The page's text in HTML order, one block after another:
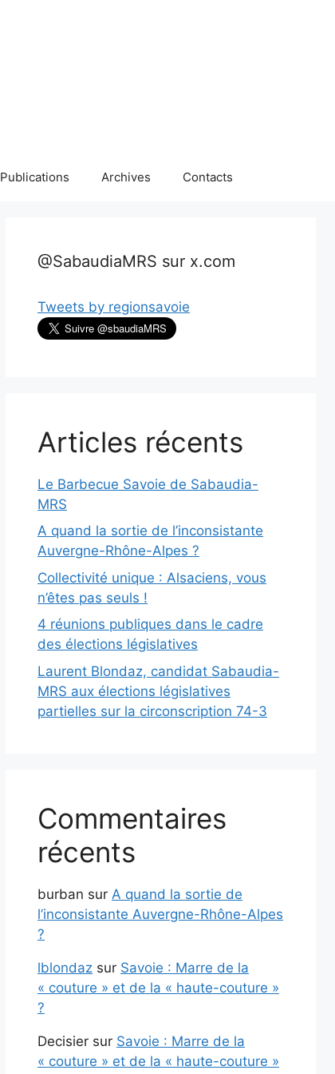
Publications Archives Contacts
@SabaudiaMRS sur x.com
Tweets by regionsavoie
Articles récents
Le Barbecue Savoie de Sabaudia-
MRS
A quand la sortie de l’inconsistante
Auvergne-Rhône-Alpes ?
Collectivité unique : Alsaciens, vous
n’êtes pas seuls !
4 réunions publiques dans le cadre
des élections législatives
Laurent Blondaz, candidat Sabaudia-
MRS aux élections législatives
partielles sur la circonscription 74-3
Commentaires
récents
burban sur A quand la sortie de
l’inconsistante Auvergne-Rhône-Alpes
?
lblondaz sur Savoie : Marre de la
« couture » et de la « haute-couture »
?
Decisier sur Savoie : Marre de la
« couture » et de la « haute-couture »